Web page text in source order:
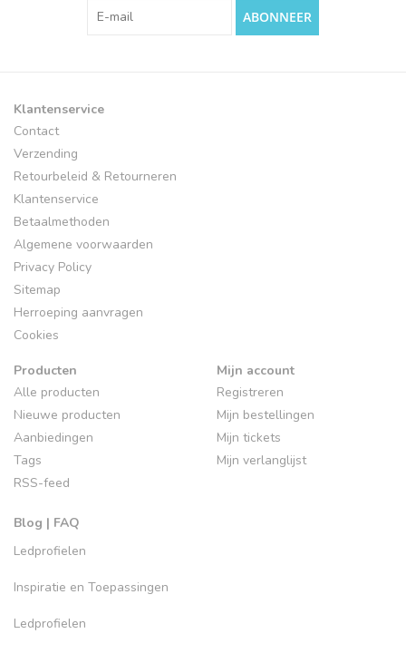
ABONNEER
Klantenservice
Contact
Verzending
Retourbeleid & Retourneren
Klantenservice
Betaalmethoden
Algemene voorwaarden
Privacy Policy
Sitemap
Herroeping aanvragen
Cookies
Producten
Alle producten
Nieuwe producten
Aanbiedingen
Tags
RSS-feed
Blog | FAQ
Ledprofielen
Inspiratie en Toepassingen
Ledprofielen
Mijn account
Registreren
Mijn bestellingen
Mijn tickets
Mijn verlanglijst